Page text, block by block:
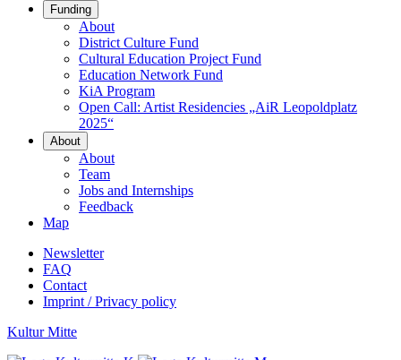
Funding
About
District Culture Fund
Cultural Education Project Fund
Education Network Fund
KiA Program
Open Call: Artist Residencies „AiR Leopoldplatz
2025“
About
About
Team
Jobs and Internships
Feedback
Map
Newsletter
FAQ
Contact
Imprint / Privacy policy
Kultur Mitte